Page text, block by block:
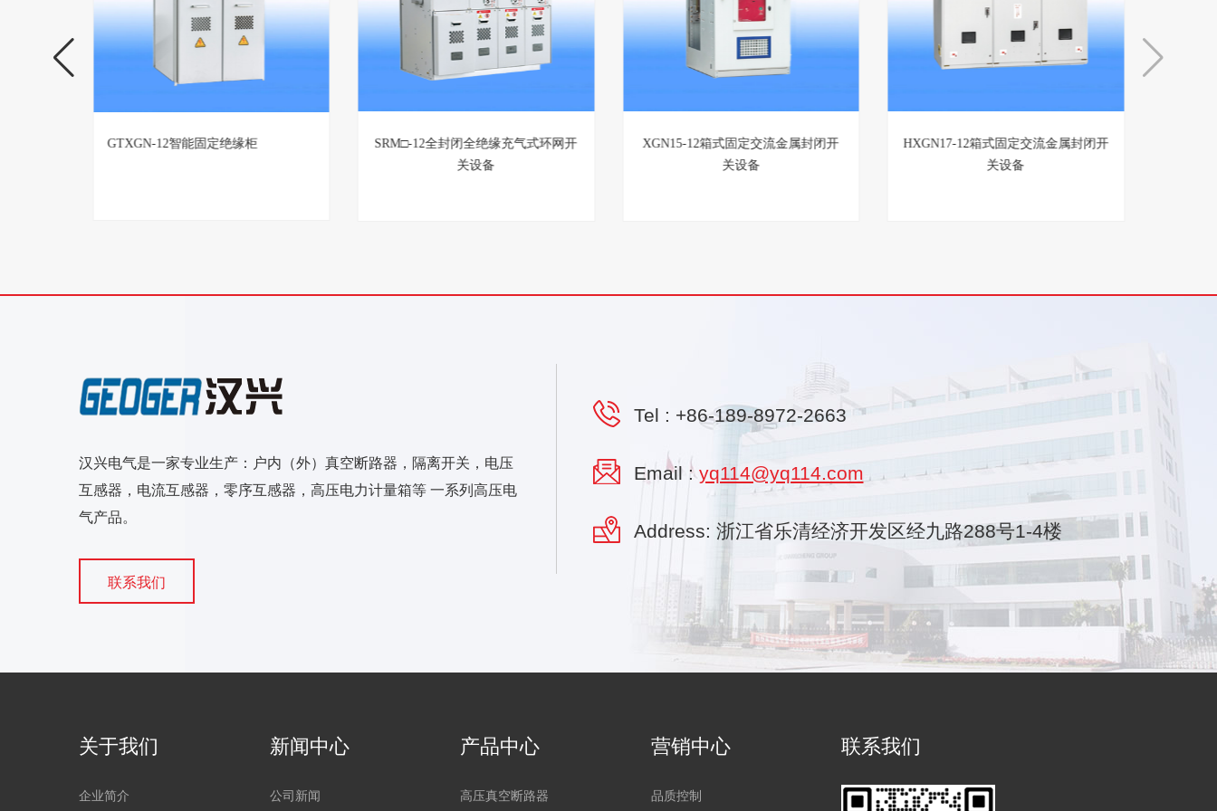
GTXGN-12智能固定绝缘柜
SRM□-12全封闭全绝缘充气式环网开
关设备
XGN15-12箱式固定交流金属封闭开
关设备
HXGN17-12箱式固定交流金属封闭开
关设备
汉兴电气是一家专业生产：户内（外）真空断路器，隔离开关，电压
互感器，电流互感器，零序互感器，高压电力计量箱等 一系列高压电
气产品。
联系我们
Tel : +86-189-8972-2663
Email :yq114@yq114.com
Address: 浙江省乐清经济开发区经九路288号1-4楼
关于我们
企业简介
新闻中心
公司新闻
产品中心
高压真空断路器
营销中心
品质控制
联系我们